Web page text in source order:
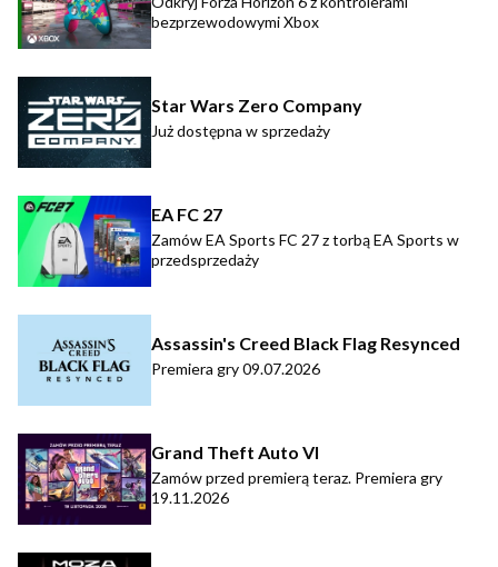
bezprzewodowymi Xbox
Star Wars Zero Company
Już dostępna w sprzedaży
EA FC 27
Zamów EA Sports FC 27 z torbą EA Sports w
przedsprzedaży
Assassin's Creed Black Flag Resynced
Premiera gry 09.07.2026
Grand Theft Auto VI
Zamów przed premierą teraz. Premiera gry
19.11.2026